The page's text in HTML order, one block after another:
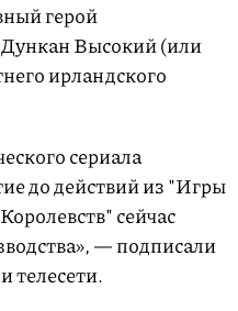
герой
Высокий (или
ирландского
сериала
до действий из "Игры
сейчас
— подписали
телесети.